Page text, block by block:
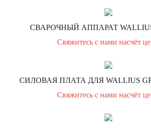
СВАРОЧНЫЙ АППАРАТ
Свяжитесь с нами насчёт
СИЛОВАЯ ПЛАТА ДЛЯ WALLIUS
Свяжитесь с нами насчёт